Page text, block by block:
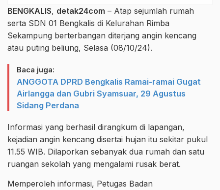
BENGKALIS, detak24com – Atap sejumlah rumah
serta SDN 01 Bengkalis di Kelurahan Rimba
Sekampung berterbangan diterjang angin kencang
atau puting beliung, Selasa (08/10/24).
Baca juga:
ANGGOTA DPRD Bengkalis Ramai-ramai Gugat
Airlangga dan Gubri Syamsuar, 29 Agustus
Sidang Perdana
Informasi yang berhasil dirangkum di lapangan,
kejadian angin kencang disertai hujan itu sekitar pukul
11.55 WIB. Dilaporkan sebanyak dua rumah dan satu
ruangan sekolah yang mengalami rusak berat.
Memperoleh informasi, Petugas Badan